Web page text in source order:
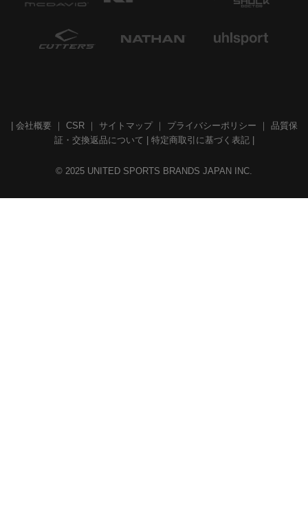
会社概要｜ CSR｜ サイトマップ｜ プライバシーポリシー
品質保
証・交換返品について
特定商取引に基づく表記
© 2025 UNITED SPORTS BRANDS JAPAN INC.